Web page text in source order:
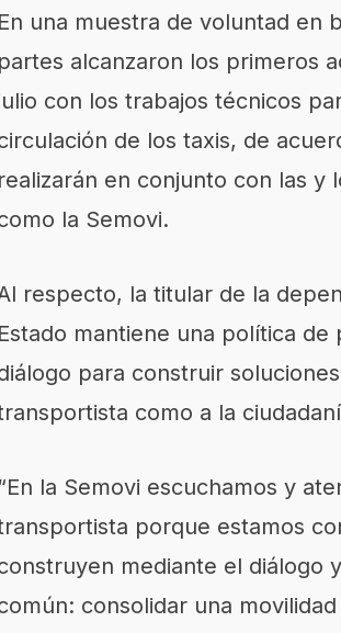
En una muestra de voluntad en
partes alcanzaron los primeros
con los trabajos técnicos
de los taxis, de
realizarán en conjunto con las y
la Semovi.
respecto, la titular de la
Estado mantiene una política
para construir
como a la
la Semovi escuchamos y
porque estamos
mediante el diálogo
consolidar una